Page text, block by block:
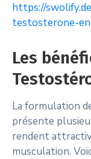
https://
testosterone-
Les
La formulation
présente
rendent
musculation.